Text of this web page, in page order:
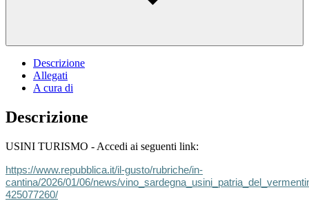
Descrizione
Allegati
A cura di
Descrizione
USINI TURISMO - Accedi ai seguenti link:
https://www.repubblica.it/il-gusto/rubriche/in-
cantina/2026/01/06/news/
425077260/